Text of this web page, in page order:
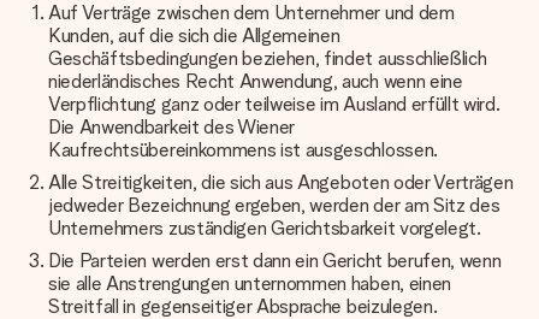
Auf Verträge zwischen dem Unternehmer und dem
Kunden, auf die sich die Allgemeinen
Geschäftsbedingungen beziehen, findet ausschließlich
niederländisches Recht Anwendung, auch wenn eine
Verpflichtung ganz oder teilweise im Ausland erfüllt wird.
Die Anwendbarkeit des Wiener
Kaufrechtsübereinkommens ist ausgeschlossen.
Alle Streitigkeiten, die sich aus Angeboten oder Verträgen
jedweder Bezeichnung ergeben, werden der am Sitz des
Unternehmers zuständigen Gerichtsbarkeit vorgelegt.
Die Parteien werden erst dann ein Gericht berufen, wenn
sie alle Anstrengungen unternommen haben, einen
Streitfall in gegenseitiger Absprache beizulegen.